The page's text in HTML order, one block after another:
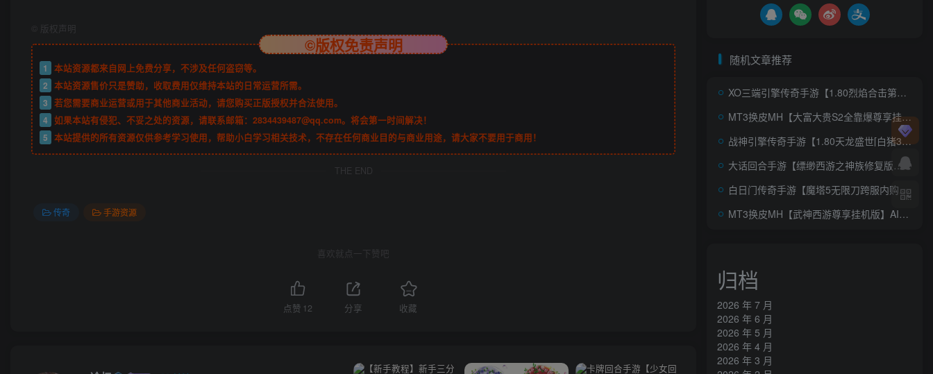
版权声明
©版权免责声明
1
本站资源都来自网上免费分享，不涉及任何盗窃等。
2 本站资源售价只是赞助，收取费用仅维持本站的日常运营所需。
3 若您需要商业运营或用于其他商业活动，请您购买正版授权并合法使用。
4 如果本站有侵犯、不妥之处的资源，请联系邮箱：2834439487@qq.com。将会第一时间解决！
5 本站提供的所有资源仅供参考学习使用，帮助小白学习相关技术，不存在任何商业目的与商业用途，请大家不要用于商用！
THE END
传奇 手游资源
喜欢就点一下赞吧
点赞 12 分享 收藏
随机文章推荐
XO三端引擎传奇手游【1.80烈焰合击第三季】AI一键全自动搭建+Win系服务端+PC安卓苹果三端+加密工具+详细搭建教程
MT3换皮MH【大富大贵S2全靠爆尊享挂机版】AI一键全自动搭建+安卓苹果双端+GM后台
战神引擎传奇手游【1.80天龙盛世[白猪3.1]】AI一键全自动搭建+Win系复古服务端+安卓苹果双端+GM授权后台+详细搭建教程
大话回合手游【缥缈西游之神族修复版】AI一键全自动搭建+Linux手工服务端+加解密工具+管理后台+CDK授权后台+安卓苹果双端
白日门传奇手游【魔塔5无限刀跨服内购版】AI一键全自动搭建+最新整理Win系服务端+安卓+运营后台+GM授权后台+详细搭建教程
MT3换皮MH【武神西游尊享挂机版】AI一键全自动搭建+Linux手工服务端+安卓苹果双端+GM后台+详细搭建教程+全套源码
归档
2026 年 7 月
2026 年 6 月
2026 年 5 月
2026 年 4 月
2026 年 3 月